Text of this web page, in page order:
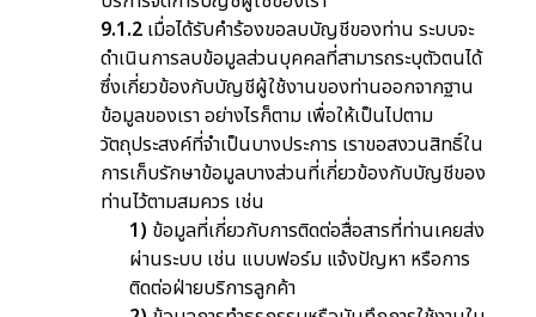
9.1.2 เมื่อได้รับคำร้องขอลบบัญชีของท่าน ระบบจะ
ดำเนินการลบข้อมูลส่วนบุคคลที่สามารถระบุตัวตนได้
ซึ่งเกี่ยวข้องกับบัญชีผู้ใช้งานของท่านออกจากฐาน
ข้อมูลของเรา อย่างไรก็ตาม เพื่อให้เป็นไปตาม
วัตถุประสงค์ที่จำเป็นบางประการ เราขอสงวนสิทธิ์ใน
การเก็บรักษาข้อมูลบางส่วนที่เกี่ยวข้องกับบัญชีของ
ท่านไว้ตามสมควร เช่น
1) ข้อมูลที่เกี่ยวกับการติดต่อสื่อสารที่ท่านเคยส่ง
ผ่านระบบ เช่น แบบฟอร์ม แจ้งปัญหา หรือการ
ติดต่อฝ่ายบริการลูกค้า